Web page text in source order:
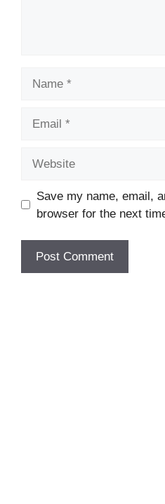
Save my name, email,
browser for the next